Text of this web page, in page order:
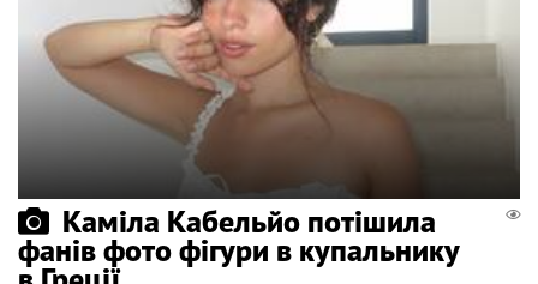
Каміла Кабельйо потішила
фанів фото фігури в купальнику